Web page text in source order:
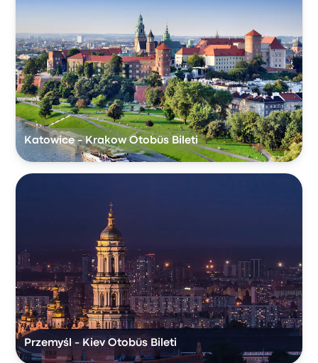
Katowice - Krakow Otobüs Bileti
Przemyśl - Kiev Otobüs Bileti